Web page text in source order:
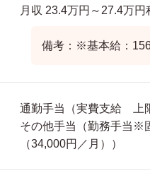
月収 23.4万円～27.4万円
備考：※基本給：
通勤手当（実費支給 上
その他手当（勤務手当※
（34,000円／月））